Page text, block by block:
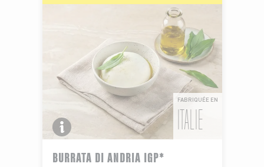
FABRIQUÉE EN
ITALIE
BURRATA DI ANDRIA IGP*